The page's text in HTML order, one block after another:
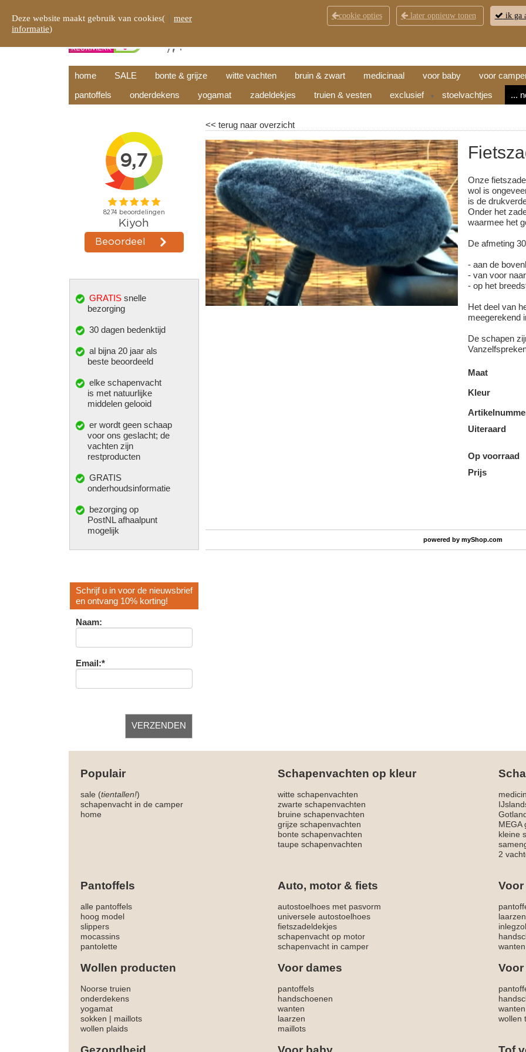
KLANTENSERVICE CONTACT
home SALE bonte & grijze witte vachten bruin & zwart medicinaal voor baby voor
pantoffels
onderdekens yogamat zadeldekjes truien & vesten exclusief ▼ stoelvachtjes ...
GRATIS snelle
bezorging
30 dagen bedenktijd
al bijna 20 jaar als
beste beoordeeld
elke schapenvacht
is met natuurlijke
middelen gelooid
er wordt geen schaap
voor ons geslacht; de
vachten zijn
restproducten
GRATIS
onderhoudsinformatie
bezorging op
PostNL afhaalpunt
mogelijk
Schrijf u in voor de nieuwsbrief
en ontvang 10% korting!
Naam:
Email:*
<<terug naar overzicht
Onze
wol is
is de
Onder het
waarmee het
De afmeting
- aan de
- van voor
- op het
Het deel van
meegerekend
De schapen
Maat
Kleur
Uiteraard
Op voorraad
Prijs
powered bymyShop.com
Populair Schapenvachten op kleur
sale (tientallen!) witte schapenvachten
schapenvacht in de camper
zwarte schapenvachten
home
bruine schapenvachten
grijze schapenvachten
MEGA
bonte schapenvachten
kleine
taupe schapenvachten
2
Pantoffels Auto, motor & fiets
alle pantoffels autostoelhoes met pasvorm
hoog model
universele autostoelhoes
laarzen
slippers
fietszadeldekjes
mocassins
schapenvacht op motor
pantolette
schapenvacht in camper wanten
Wollen producten Voor dames Voor
Noorse truien pantoffels
onderdekens
handschoenen
yogamat
wanten
wanten
sokken | maillots laarzen
wollen
wollen plaids
maillots
Deze website maakt gebruik van cookies(
meer
informatie)
cookie opties later opnieuw tonen ik ga